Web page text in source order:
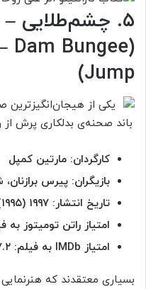
۵. چشم‌طلایی
Dam Bungee
Jump)
کارگردان: مارتین کمپل
بازیگران: پیرس
تاریخ انتشار: ۱۹۹۷
(۱۹۹۵)
امتیاز راتن تومیتوز به فیلم: ۸۰
امتیاز
بسیاری معتقدند که